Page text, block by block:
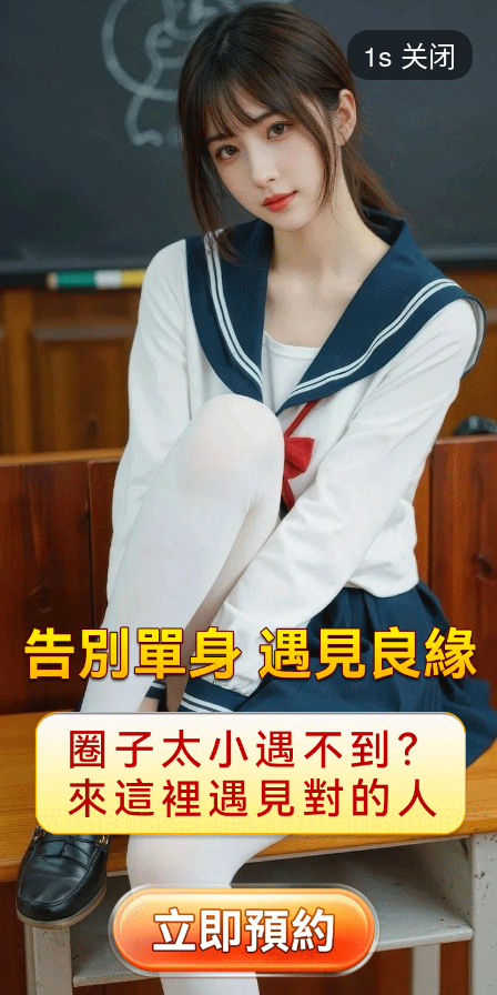
短剧
最热 添加 评分
都市 甜宠 逆袭 玄幻
2025 2024 2023 2022
全部 大陆 香港 台湾 美国 韩国 日本
1s 关闭